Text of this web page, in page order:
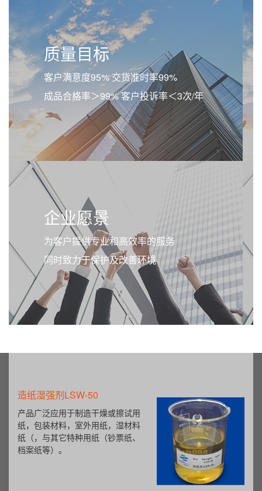
质量目标
客户满意度95% 交货准时率99%
成品合格率＞99% 客户投诉率＜3次/年
企业愿景
为客户提供专业和高效率的服务
同时致力于保护及改善环境
造纸湿强剂LSW-50
产品广泛应用于制造干燥或擦试用
纸，包装材料，室外用纸，湿材料
纸（，与其它特种用纸（钞票纸、
档案纸等）。